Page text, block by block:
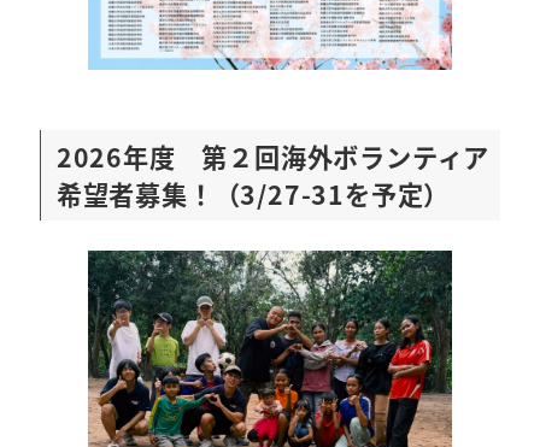
2026年度 第２回海外ボランティア
希望者募集！（3/27-31を予定）